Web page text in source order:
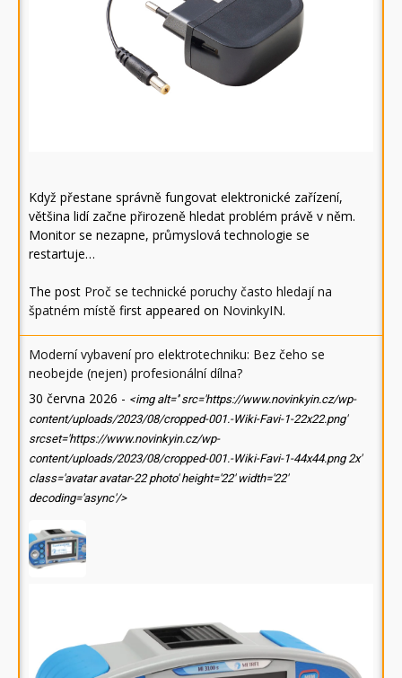
Když přestane správně fungovat elektronické zařízení,
většina lidí začne přirozeně hledat problém právě v něm.
Monitor se nezapne, průmyslová technologie se
restartuje…
The post Proč se technické poruchy často hledají na
špatném místě first appeared on NovinkyIN.
Moderní vybavení pro elektrotechniku: Bez čeho se
neobejde (nejen) profesionální dílna?
30 června 2026 - <img alt='' src='https://www.novinkyin.cz/wp-
content/uploads/2023/08/cropped-001.-Wiki-Favi-1-22x22.png'
srcset='https://www.novinkyin.cz/wp-
content/uploads/2023/08/cropped-001.-Wiki-Favi-1-44x44.png 2x'
class='avatar avatar-22 photo' height='22' width='22'
decoding='async'/>